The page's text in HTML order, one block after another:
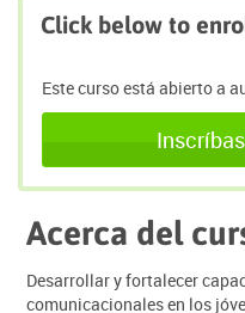
Click below to
Este curso está abierto a
Acerca del
Desarrollar y fortalecer
comunicacionales en los